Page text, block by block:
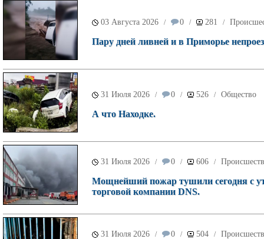
03 Августа 2026 / 0 / 281 /
Пару дней ливней и в Приморье
31 Июля 2026 / 0 / 526 / Общество
А что Находке.
31 Июля 2026 / 0 / 606 /
Мощнейший пожар тушили сегодня с
торговой компании DNS.
31 Июля 2026 / 0 / 504 /